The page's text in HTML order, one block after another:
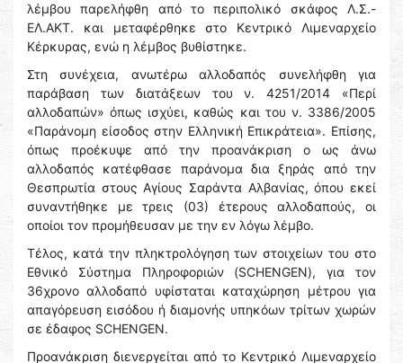
λέμβου παρελήφθη από το περιπολικό σκάφος Λ.Σ.-
ΕΛ.ΑΚΤ. και μεταφέρθηκε στο Κεντρικό Λιμεναρχείο
Κέρκυρας, ενώ η λέμβος βυθίστηκε.
Στη συνέχεια, ανωτέρω αλλοδαπός συνελήφθη για
παράβαση των διατάξεων του ν. 4251/2014 «Περί
αλλοδαπών» όπως ισχύει, καθώς και του ν. 3386/2005
«Παράνομη είσοδος στην Ελληνική Επικράτεια». Επίσης,
όπως προέκυψε από την προανάκριση ο ως άνω
αλλοδαπός κατέφθασε παράνομα δια ξηράς από την
Θεσπρωτία στους Αγίους Σαράντα Αλβανίας, όπου εκεί
συναντήθηκε με τρεις (03) έτερους αλλοδαπούς, οι
οποίοι τον προμήθευσαν με την εν λόγω λέμβο.
Τέλος, κατά την πληκτρολόγηση των στοιχείων του στο
Εθνικό Σύστημα Πληροφοριών (SCHENGEN), για τον
36χρονο αλλοδαπό υφίσταται καταχώρηση μέτρου για
απαγόρευση εισόδου ή διαμονής υπηκόων τρίτων χωρών
σε έδαφος SCHENGEN.
Προανάκριση διενεργείται από το Κεντρικό Λιμεναρχείο